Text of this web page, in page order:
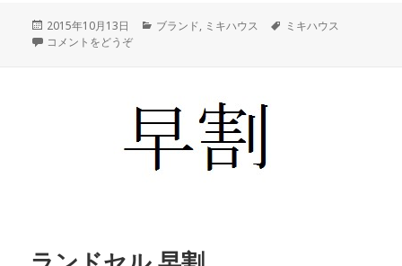
投
稿
2015年10月13日
カ
ブランド, ミキハウス
タ
ミキハウス
コメントをどうぞ